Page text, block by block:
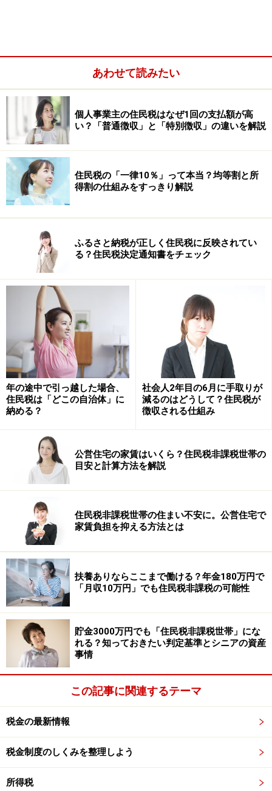
会社員で給与から天引きされる「特別徴収」の場合は、
い。こちらも市町村民税と道府県民税の内訳、特別徴収
税額が記載されています。特別徴収税額は、6月から来
年5月までの個人住民税の年額です。各月の支払額も記
載されています。
住民税決定通知書の様式・総務省HPより
住民税決定通知書の様式・総務省HPより作成
個人住民税が高いと感じるケースとは？ 申
告漏れがないか確認しよう
個人住民税は前年の所得で税額を計算するため、今現在
収入がなくても前年稼いでいた人はたくさん個人住民税
を取られるのです。個人住民税が高く感じるケースで代
表的なものを挙げてみます。
1. 前年まで働いていたが、現在は退職している
2. 働いていたが結婚して専業主婦になった
3. 亡くなった（前年働いていた）
4. 学生等で2つ以上の職場を掛け持ちしている
あわせて読みたい
個人事業主の住民税はなぜ1回の支払額が高
い？「普通徴収」と「特別徴収」の違いを解説
住民税の「一律10％」って本当？均等割と所
得割の仕組みをすっきり解説
ふるさと納税が正しく住民税に反映されてい
る？住民税決定通知書をチェック
年の途中で引っ越した場合、
住民税は「どこの自治体」に
納める？
社会人2年目の6月に手取りが
減るのはどうして？住民税が
徴収される仕組み
公営住宅の家賃はいくら？住民税非課税世帯の
目安と計算方法を解説
住民税非課税世帯の住まい不安に。公営住宅で
家賃負担を抑える方法とは
扶養ありならここまで働ける？年金180万円で
「月収10万円」でも住民税非課税の可能性
貯金3000万円でも「住民税非課税世帯」にな
れる？知っておきたい判定基準とシニアの資産
事情
この記事に関連するテーマ
税金の最新情報
税金制度のしくみを整理しよう
所得税